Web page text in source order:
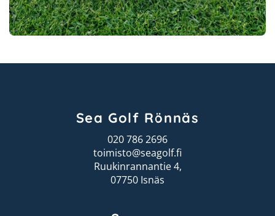
Sea Golf Rönnäs
020 786 2696
toimisto@seagolf.fi
Ruukinrannantie 4,
07750 Isnäs